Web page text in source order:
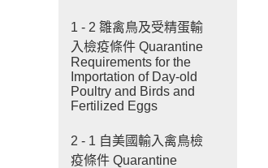
1 - 2 雛禽鳥及受精蛋輸
入檢疫條件 Quarantine
Requirements for the
Importation of Day-old
Poultry and Birds and
Fertilized Eggs
2 - 1 自美國輸入禽鳥檢
疫條件 Quarantine